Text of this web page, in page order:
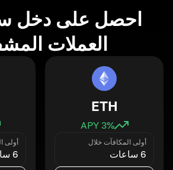
احصل على دخل
العملات
ETH
3% APY
أولى المكافآت خلال
6 ساعات
أولى
6 ساعات